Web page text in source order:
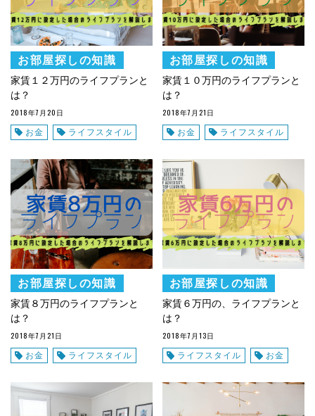
お部屋探しの知識
家賃１２万円のライフプランと
は？
2018年7月20日
お金 ライフスタイル
お部屋探しの知識
家賃１０万円のライフプランと
は？
2018年7月21日
お金 ライフスタイル
お部屋探しの知識
家賃８万円のライフプランと
は？
2018年7月21日
お金 ライフスタイル
お部屋探しの知識
家賃６万円の、ライフプランと
は？
2018年7月13日
ライフスタイル お金